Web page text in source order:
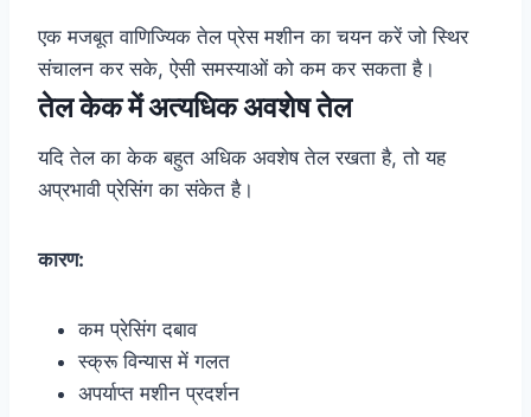
एक मजबूत वाणिज्यिक तेल प्रेस मशीन का चयन करें जो स्थिर
संचालन कर सके, ऐसी समस्याओं को कम कर सकता है।
तेल केक में अत्यधिक अवशेष तेल
यदि तेल का केक बहुत अधिक अवशेष तेल रखता है, तो यह
अप्रभावी प्रेसिंग का संकेत है।
कारण:
कम प्रेसिंग दबाव
स्क्रू विन्यास में गलत
अपर्याप्त मशीन प्रदर्शन